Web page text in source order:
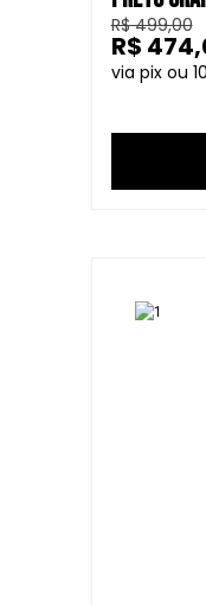
R$ 499,00
10
R$